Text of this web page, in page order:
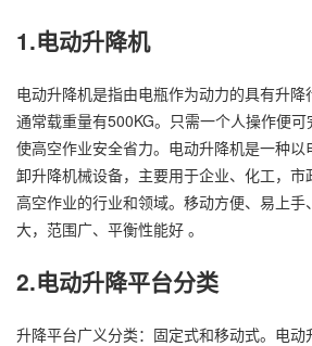
1.电动升降机
电动升降机是指由电瓶作为动力的具有升降
通常载重量有500KG。只需一个人操作便可
使高空作业安全省力。电动升降机是一种
卸升降机械设备，主要用于企业、化工，
高空作业的行业和领域。移动方便、易上
大，范围广、平衡性能好 。
2.电动升降平台分类
升降平台广义分类：固定式和移动式。电